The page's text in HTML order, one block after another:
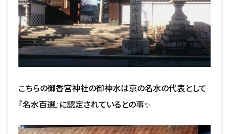
こちらの御香宮神社の御神水は京の名水の代表として
『名水百選』に認定されているとの事✨